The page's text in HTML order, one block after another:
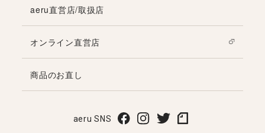
aeru直営店/取扱店
オンライン直営店
商品のお直し
aeru SNS